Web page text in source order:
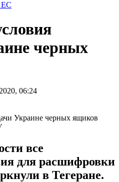
ЕС
черных
06:24
все
для расшифровки
в Тегеране.